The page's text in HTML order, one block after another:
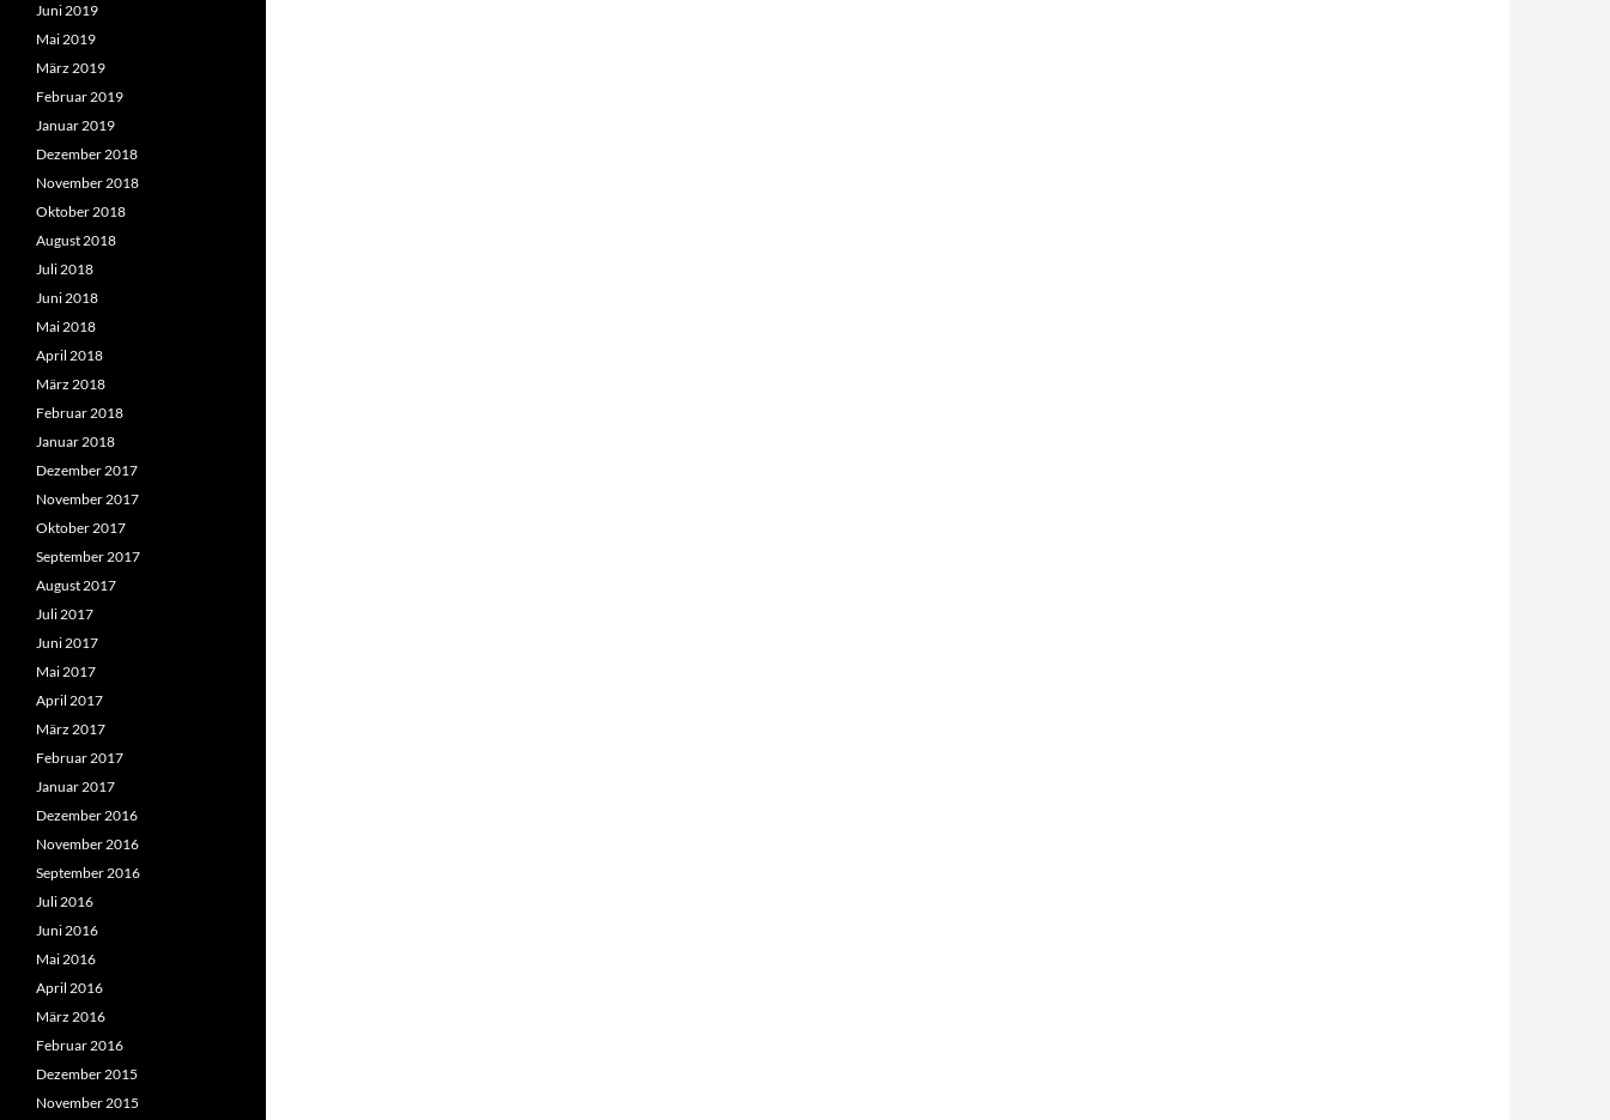
Juni 2019
Mai 2019
März 2019
Februar 2019
Januar 2019
Dezember 2018
November 2018
Oktober 2018
August 2018
Juli 2018
Juni 2018
Mai 2018
April 2018
März 2018
Februar 2018
Januar 2018
Dezember 2017
November 2017
Oktober 2017
September 2017
August 2017
Juli 2017
Juni 2017
Mai 2017
April 2017
März 2017
Februar 2017
Januar 2017
Dezember 2016
November 2016
September 2016
Juli 2016
Juni 2016
Mai 2016
April 2016
März 2016
Februar 2016
Dezember 2015
November 2015